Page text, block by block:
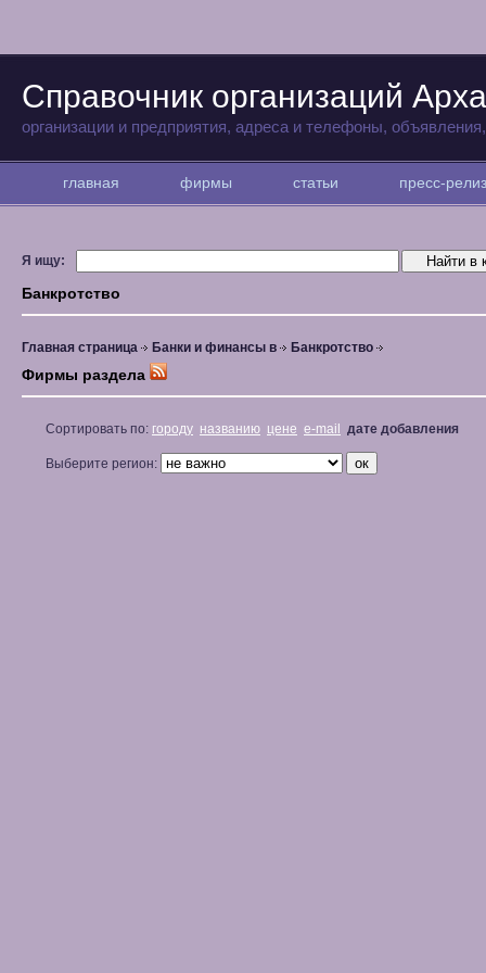
Справочник организаций
организации и предприятия, адреса и телефоны,
главная фирмы статьи пресс-
Я ищу:
Банкротство
Главная страница Банки и финансы в Банкротство
Фирмы раздела
Сортировать по: городу названию цене e-mail дате добавления
Выберите регион: